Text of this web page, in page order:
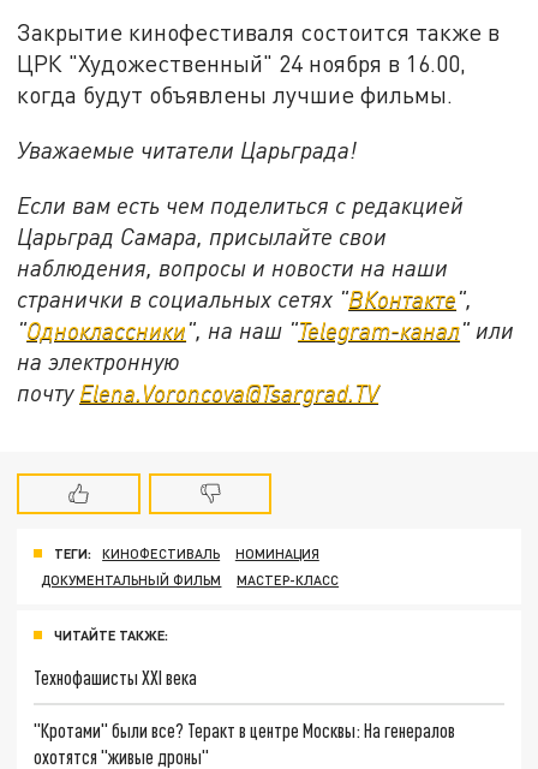
Закрытие кинофестиваля состоится также в
ЦРК "Художественный" 24 ноября в 16.00,
когда будут объявлены лучшие фильмы.
Уважаемые читатели Царьграда!
Если вам есть чем поделиться с редакцией
Царьград Самара, присылайте свои
наблюдения, вопросы и новости на наши
странички в социальных сетях "ВКонтакте",
"Одноклассники", на наш "Telegram-канал" или
на электронную
почту Elena.Voroncova@Tsargrad.TV
ТЕГИ: КИНОФЕСТИВАЛЬ
НОМИНАЦИЯ
ДОКУМЕНТАЛЬНЫЙ ФИЛЬМ
МАСТЕР-КЛАСС
ЧИТАЙТЕ ТАКЖЕ:
Технофашисты XXI века
"Кротами" были все? Теракт в центре Москвы: На генералов
охотятся "живые дроны"